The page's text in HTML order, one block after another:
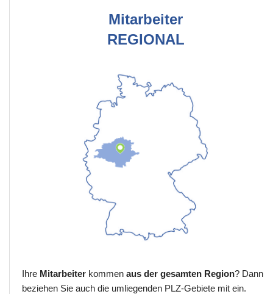
Mitarbeiter
REGIONAL
Ihre Mitarbeiter kommen aus der gesamten Region? Dann
beziehen Sie auch die umliegenden PLZ-Gebiete mit ein.